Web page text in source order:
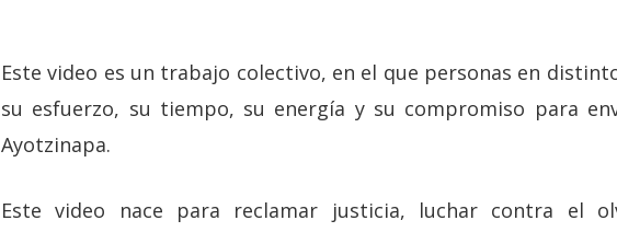
Este video es un trabajo colectivo, en el que personas en
su esfuerzo, su tiempo, su energía y su compromiso para
Ayotzinapa.
Este video nace para reclamar justicia, luchar contra el